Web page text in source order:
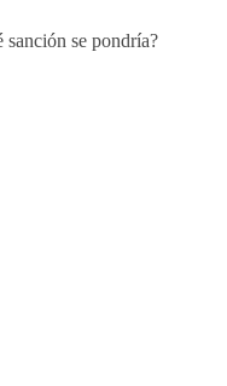
sanción se pondría?